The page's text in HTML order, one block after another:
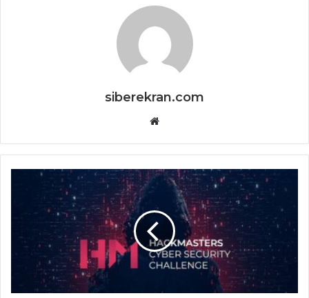
siberekran.com
Website